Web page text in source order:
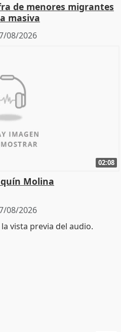
de menores migrantes
masiva
08/2026
02:08
Molina
08/2026